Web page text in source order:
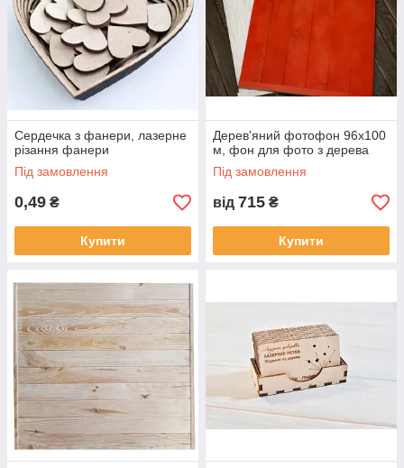
Сердечка з фанери, лазерне
різання фанери
Під замовлення
0,49 ₴
Купити
Дерев'яний фотофон 96х100
м, фон для фото з дерева
Під замовлення
від 715 ₴
Купити